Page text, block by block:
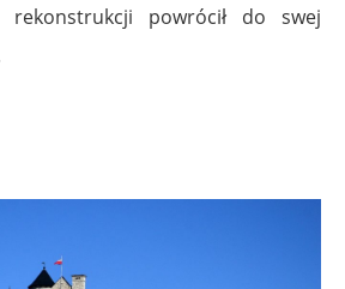
powrócił do swej